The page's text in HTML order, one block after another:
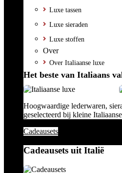
Luxe tassen
Luxe sieraden
Luxe stoffen
Over
Over Italiaanse luxe
Het beste van Italiaans
Hoogwaardige lederwaren,
geselecteerd bij kleine
Cadeausets
Cadeausets uit Italië